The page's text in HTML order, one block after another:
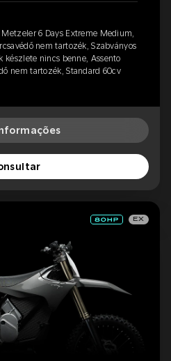
6 Days Extreme Medium,
nem tartozék, Szabványos
készlete nincs benne, Assento
nem tartozék, Standard 60cv
EX